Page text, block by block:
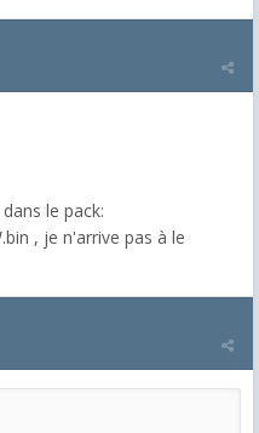
le pack:
, je n'arrive pas à le